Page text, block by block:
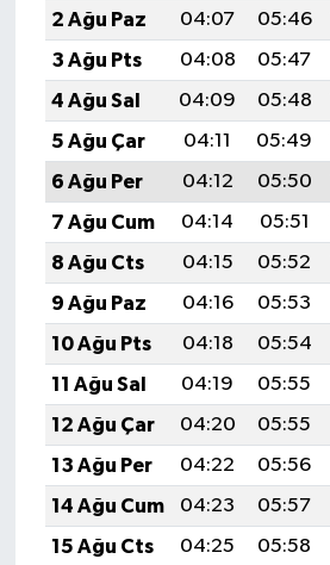
2 Ağu Paz
04:07 05:46
3 Ağu Pts
04:08 05:47
4 Ağu Sal
04:09 05:48
5 Ağu Çar
04:11 05:49
6 Ağu Per
04:12 05:50
7 Ağu Cum
04:14 05:51
8 Ağu Cts
04:15 05:52
9 Ağu Paz
04:16 05:53
10 Ağu Pts
04:18 05:54
11 Ağu Sal
04:19 05:55
12 Ağu Çar
04:20 05:55
13 Ağu Per
04:22 05:56
14 Ağu Cum
04:23 05:57
15 Ağu Cts
04:25 05:58